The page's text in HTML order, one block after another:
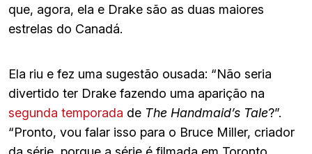
que, agora, ela e Drake são as duas maiores
estrelas do Canadá.
Ela riu e fez uma sugestão ousada: “Não seria
divertido ter Drake fazendo uma aparição na
segunda temporada de The Handmaid’s Tale?”.
“Pronto, vou falar isso para o Bruce Miller, criador